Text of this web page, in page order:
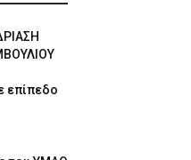
επίπεδο